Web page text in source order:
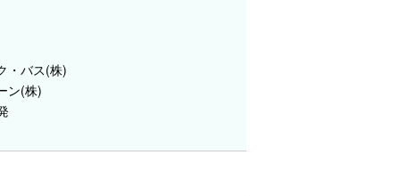
・バス(株)
ン(株)